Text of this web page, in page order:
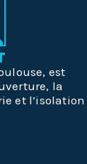
est
la
et l’isolation